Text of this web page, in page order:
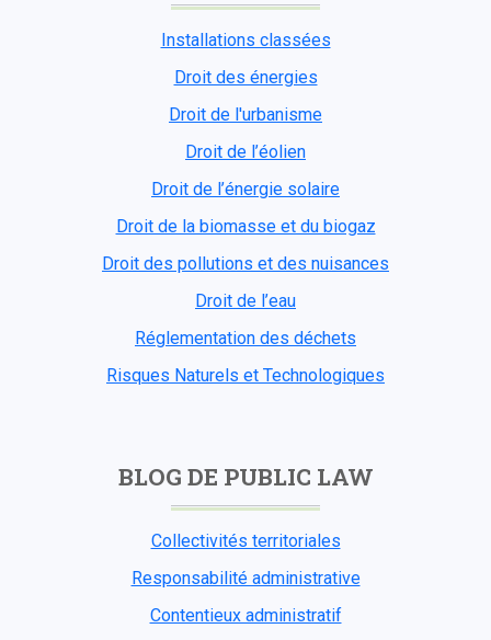
Installations classées
Droit des énergies
Droit de l'urbanisme
Droit de l’éolien
Droit de l’énergie solaire
Droit de la biomasse et du biogaz
Droit des pollutions et des nuisances
Droit de l’eau
Réglementation des déchets
Risques Naturels et Technologiques
BLOG DE PUBLIC LAW
Collectivités territoriales
Responsabilité administrative
Contentieux administratif